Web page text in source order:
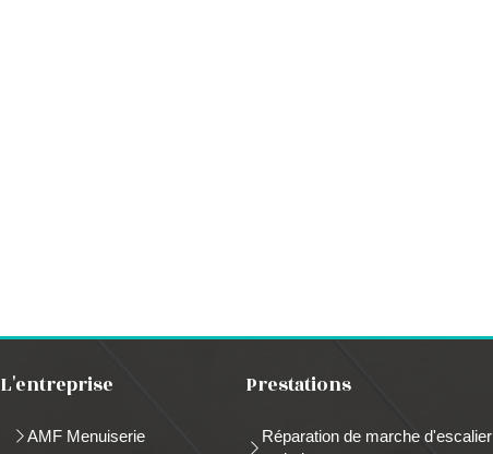
L'entreprise
AMF Menuiserie
Prestations
Réparation de marche d'escalier